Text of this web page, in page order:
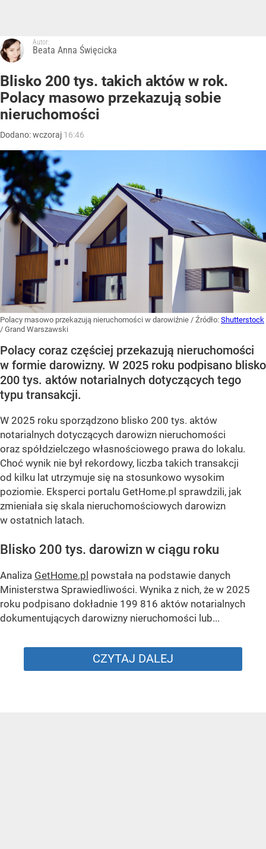
Autor:
Beata Anna Święcicka
Blisko 200 tys. takich aktów w rok.
Polacy masowo przekazują sobie
nieruchomości
Dodano:wczoraj 16:46
Polacy masowo przekazują nieruchomości w darowiźnie / Źródło: Shutterstock
/ Grand Warszawski
Polacy coraz częściej przekazują nieruchomości
w formie darowizny. W 2025 roku podpisano blisko
200 tys. aktów notarialnych dotyczących tego
typu transakcji.
W 2025 roku sporządzono blisko 200 tys. aktów
notarialnych dotyczących darowizn nieruchomości
oraz spółdzielczego własnościowego prawa do lokalu.
Choć wynik nie był rekordowy, liczba takich transakcji
od kilku lat utrzymuje się na stosunkowo wysokim
poziomie. Eksperci portalu GetHome.pl sprawdzili, jak
zmieniała się skala nieruchomościowych darowizn
w ostatnich latach.
Blisko 200 tys. darowizn w ciągu roku
Analiza GetHome.pl powstała na podstawie danych
Ministerstwa Sprawiedliwości. Wynika z nich, że w 2025
roku podpisano dokładnie 199 816 aktów notarialnych
dokumentujących darowizny nieruchomości lub...
CZYTAJ DALEJ